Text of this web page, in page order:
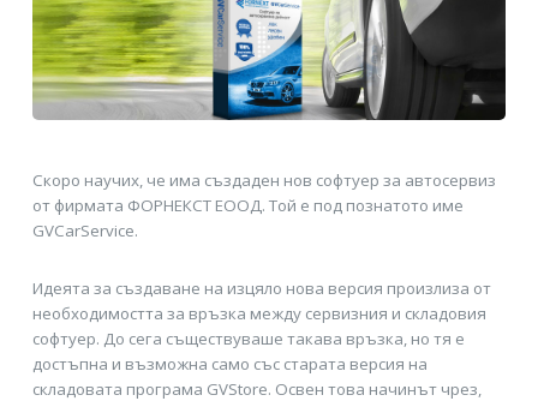
Скоро научих, че има създаден нов софтуер за автосервиз
от фирмата ФОРНЕКСТ ЕООД. Той е под познатото име
GVCarService.
Идеята за създаване на изцяло нова версия произлиза от
необходимостта за връзка между сервизния и складовия
софтуер. До сега съществуваше такава връзка, но тя е
достъпна и възможна само със старата версия на
складовата програма GVStore. Освен това начинът чрез,